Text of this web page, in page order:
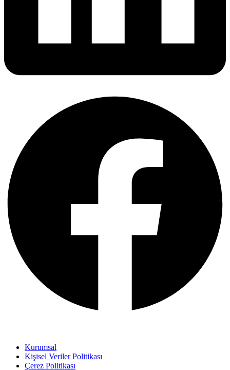
Kurumsal
Kişisel Veriler Politikası
Çerez Politikası